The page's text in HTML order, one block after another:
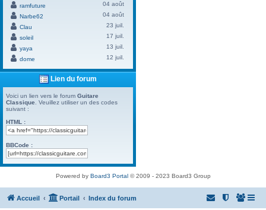
ramfuture
04 août
Narbe62
04 août
Clau
23 juil.
soleil
17 juil.
yaya
13 juil.
dome
12 juil.
Lien du forum
Voici un lien vers le forum Guitare
Classique . Veuillez utiliser un des codes
suivant :
HTML :
BBCode :
Powered by Board3 Portal© 2009 - 2023 Board3 Group
Accueil Portail Index du forum